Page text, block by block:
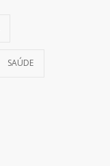
SAÚDE